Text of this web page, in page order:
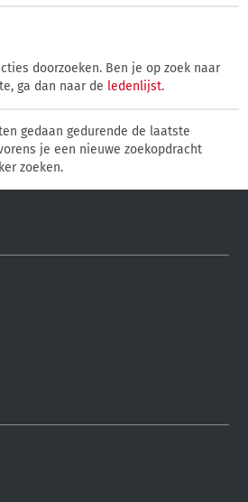
doorzoeken. Ben je op zoek naar
ga dan naar de ledenlijst.
gedaan gedurende de laatste
je een nieuwe zoekopdracht
zoeken.